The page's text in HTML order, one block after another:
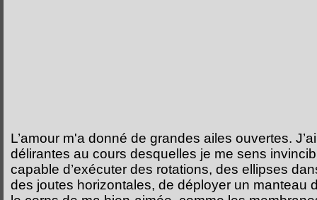
L’amour m'a donné de grandes ailes ouvertes.
délirantes au cours desquelles je me sens
capable d’exécuter des rotations, des ellipses
des joutes horizontales, de déployer un manteau